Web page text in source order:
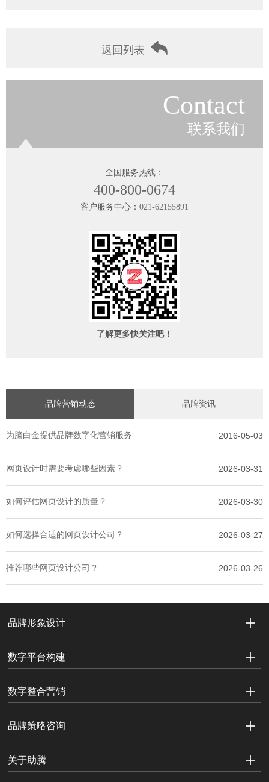
返回列表
Contact
联系我们
全国服务热线：
400-800-0674
客户服务中心： 021-62155891
了解更多快关注吧！
品牌营销动态 品牌资讯
为脑白金提供品牌数字化营销服务 2016-05-03
网页设计时需要考虑哪些因素？ 2026-03-31
如何评估网页设计的质量？ 2026-03-30
如何选择合适的网页设计公司？ 2026-03-27
推荐哪些网页设计公司？ 2026-03-26
品牌形象设计
数字平台构建
数字整合营销
品牌策略咨询
关于助腾